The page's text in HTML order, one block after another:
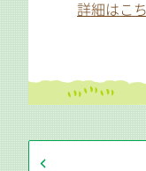
詳細はこ